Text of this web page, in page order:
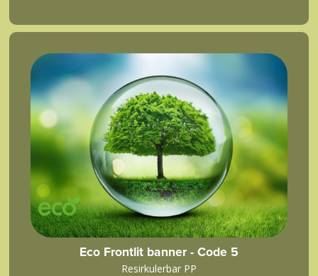
Eco Frontlit banner - Code 5
Resirkulerbar PP